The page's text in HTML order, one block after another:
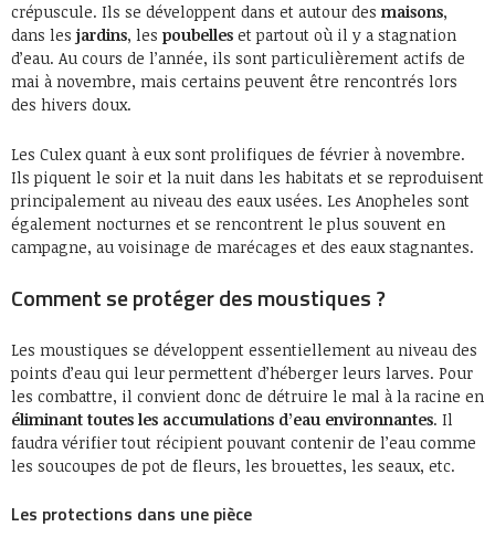
crépuscule. Ils se développent dans et autour des maisons,
dans les jardins, les poubelles et partout où il y a stagnation
d’eau. Au cours de l’année, ils sont particulièrement actifs de
mai à novembre, mais certains peuvent être rencontrés lors
des hivers doux.
Les Culex quant à eux sont prolifiques de février à novembre.
Ils piquent le soir et la nuit dans les habitats et se reproduisent
principalement au niveau des eaux usées. Les Anopheles sont
également nocturnes et se rencontrent le plus souvent en
campagne, au voisinage de marécages et des eaux stagnantes.
Comment se protéger des moustiques ?
Les moustiques se développent essentiellement au niveau des
points d’eau qui leur permettent d’héberger leurs larves. Pour
les combattre, il convient donc de détruire le mal à la racine en
éliminant toutes les accumulations d’eau environnantes. Il
faudra vérifier tout récipient pouvant contenir de l’eau comme
les soucoupes de pot de fleurs, les brouettes, les seaux, etc.
Les protections dans une pièce